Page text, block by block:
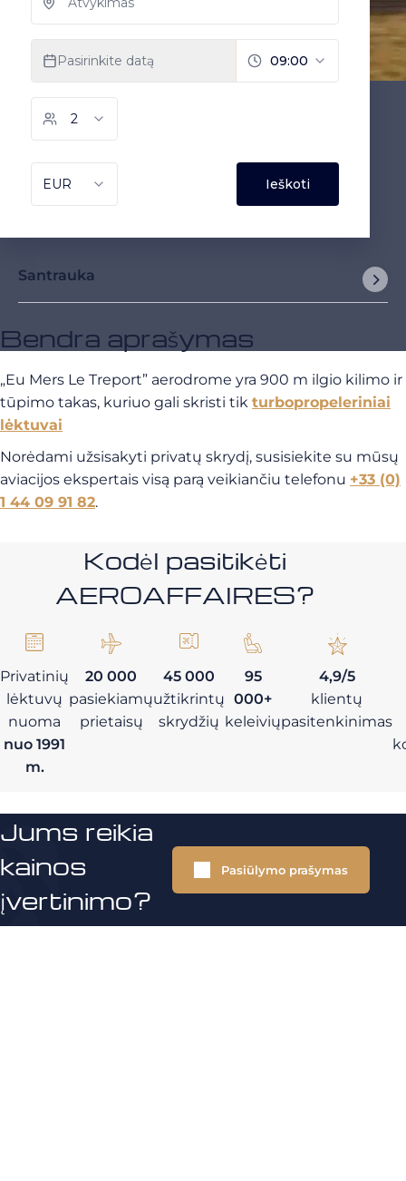
Santrauka
Bendra aprašymas
„Eu Mers Le Treport” aerodrome yra 900 m ilgio kilimo ir
tūpimo takas, kuriuo gali skristi tik turbopropeleriniai
lėktuvai
Norėdami užsisakyti privatų skrydį, susisiekite su mūsų
aviacijos ekspertais visą parą veikiančiu telefonu +33 (0)
1 44 09 91 82.
Kodėl pasitikėti
AEROAFFAIRES?
Privatinių
lėktuvų
nuoma
nuo 1991
m.
20 000
pasiekiamų
prietaisų
45 000
užtikrintų
skrydžių
95
000+
keleivių
4,9/5
klientų
pasitenkinimas
Jums reikia
kainos
įvertinimo?
Pasiūlymo prašymas